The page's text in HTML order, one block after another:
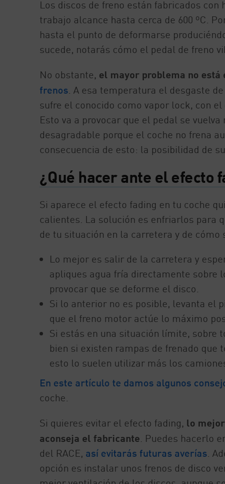
Los discos de freno están fabricados
trabajo alcance hasta cerca de 600 ºC.
hasta el punto de deformarse
sucede, notarás cómo el pedal de freno
No obstante, el mayor problema no está
frenos. A esa temperatura el desgaste
sufre el conocido como vapor lock, con
Esto va a provocar que el pedal se
desagradable porque el coche no frena
consecuencia de esto: la posibilidad de
¿Qué hacer ante el efecto
Si aparece el efecto fading en tu coche
calientes. La solución es enfriarlos para
de tu situación en la carretera y de cómo
Lo mejor es salir de la carretera y
apliques agua fría directamente sobre
provocar que se deforme el disco.
Si lo anterior no es posible, levanta el
que el freno motor actúe lo máximo
Si estás en una situación límite, sobre
bien si existen rampas de frenado
esto lo suelen utilizar más los
En este artículo te damos algunos
coche.
Si quieres evitar el efecto fading, lo
aconseja el fabricante. Puedes hacerlo
del RACE, así evitarás futuras averías.
opción es instalar unos frenos de disco